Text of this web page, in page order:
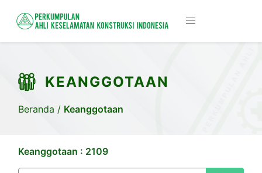
KEANGGOTAAN
Beranda / Keanggotaan
Keanggotaan : 2109